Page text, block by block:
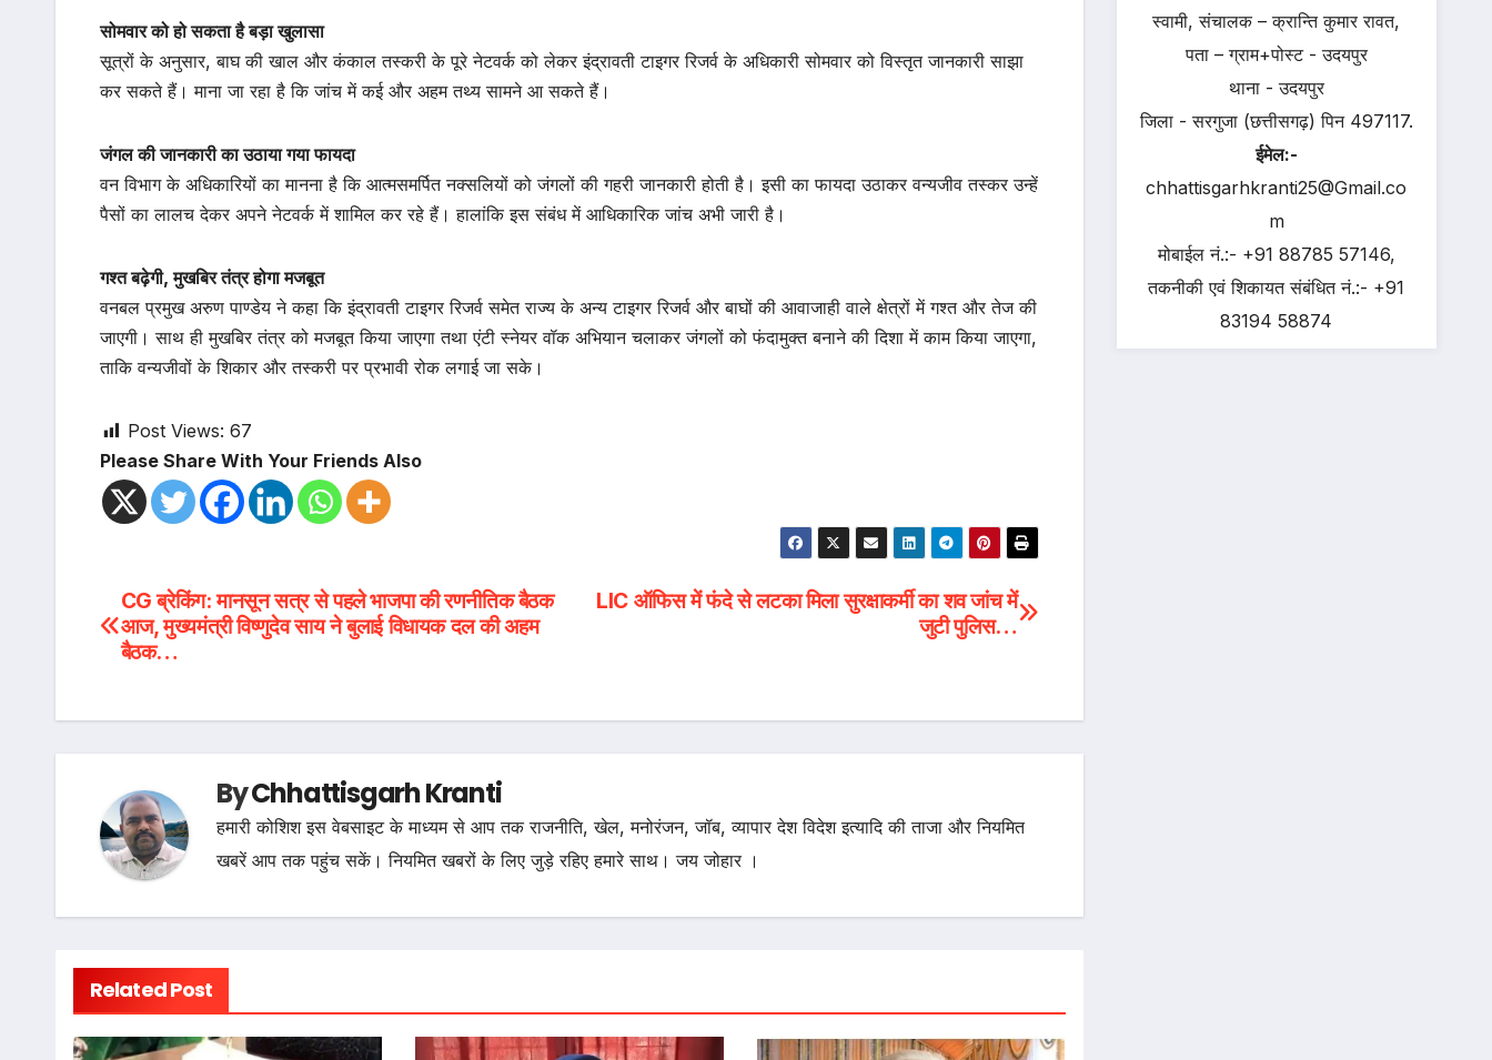
सोमवार को हो सकता है बड़ा खुलासा
सूत्रों के अनुसार, बाघ की खाल और कंकाल तस्करी के पूरे नेटवर्क को लेकर इंद्रावती टाइगर रिजर्व के अधिकारी सोमवार को विस्तृत जानकारी साझा
कर सकते हैं। माना जा रहा है कि जांच में कई और अहम तथ्य सामने आ सकते हैं।
जंगल की जानकारी का उठाया गया फायदा
वन विभाग के अधिकारियों का मानना है कि आत्मसमर्पित नक्सलियों को जंगलों की गहरी जानकारी होती है। इसी का फायदा उठाकर वन्यजीव तस्कर उन्हें
पैसों का लालच देकर अपने नेटवर्क में शामिल कर रहे हैं। हालांकि इस संबंध में आधिकारिक जांच अभी जारी है।
गश्त बढ़ेगी, मुखबिर तंत्र होगा मजबूत
वनबल प्रमुख अरुण पाण्डेय ने कहा कि इंद्रावती टाइगर रिजर्व समेत राज्य के अन्य टाइगर रिजर्व और बाघों की आवाजाही वाले क्षेत्रों में गश्त और तेज की
जाएगी। साथ ही मुखबिर तंत्र को मजबूत किया जाएगा तथा एंटी स्नेयर वॉक अभियान चलाकर जंगलों को फंदामुक्त बनाने की दिशा में काम किया जाएगा,
ताकि वन्यजीवों के शिकार और तस्करी पर प्रभावी रोक लगाई जा सके।
Post Views: 67
Please Share With Your Friends Also
Post
navigation
LIC ऑफिस में फंदे से लटका मिला सुरक्षाकर्मी का शव जांच में
जुटी पुलिस…
CG ब्रेकिंग: मानसून सत्र से पहले भाजपा की रणनीतिक बैठक
आज, मुख्यमंत्री विष्णुदेव साय ने बुलाई विधायक दल की अहम
बैठक…
ByChhattisgarh Kranti
हमारी कोशिश इस वेबसाइट के माध्यम से आप तक राजनीति, खेल, मनोरंजन, जॉब, व्यापार देश विदेश इत्यादि की ताजा और नियमित
खबरें आप तक पहुंच सकें। नियमित खबरों के लिए जुड़े रहिए हमारे साथ। जय जोहार ।
Related Post
स्वामी, संचालक – क्रान्ति कुमार रावत,
पता – ग्राम+पोस्ट - उदयपुर
थाना - उदयपुर
जिला - सरगुजा (छत्तीसगढ़) पिन 497117.
ईमेल:-
chhattisgarhkranti25@Gmail.co
m
मोबाईल नं.:- +91 88785 57146,
तकनीकी एवं शिकायत संबंधित नं.:- +91
83194 58874